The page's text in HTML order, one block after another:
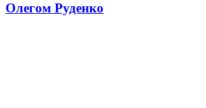
Олегом Руденко